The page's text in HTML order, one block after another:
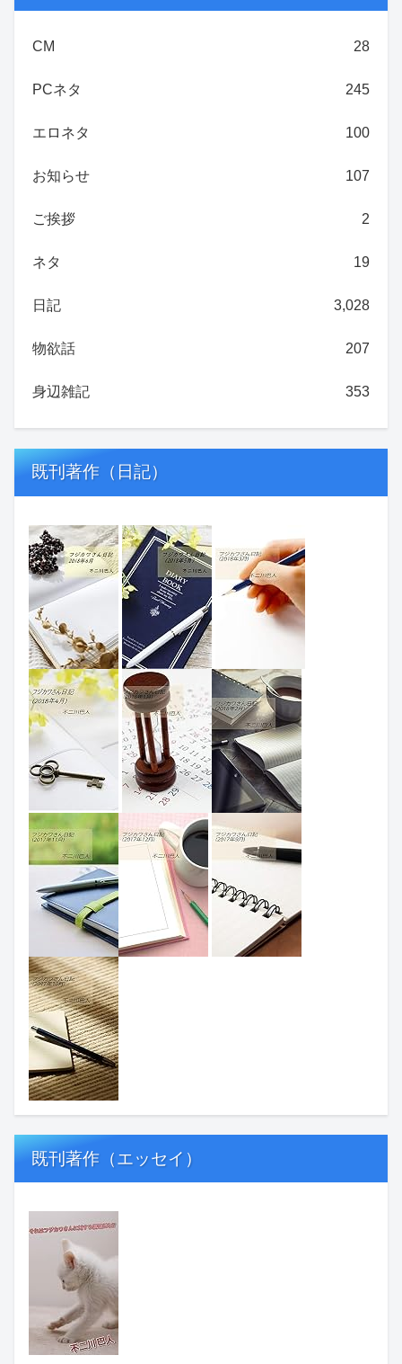
CM 28
PCネタ 245
エロネタ 100
お知らせ 107
ご挨拶 2
ネタ 19
日記 3,028
物欲話 207
身辺雑記 353
既刊著作（日記）
既刊著作（エッセイ）